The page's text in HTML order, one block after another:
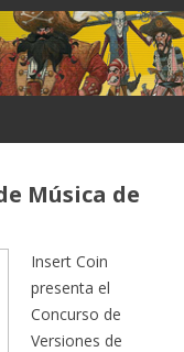
Música de
Insert Coin
presenta el
Concurso de
Versiones de